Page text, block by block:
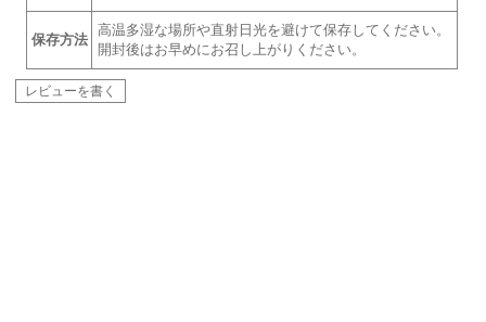
保存方法
高温多湿な場所や直射日光を避けて保存してください。
開封後はお早めにお召し上がりください。
レビューを書く